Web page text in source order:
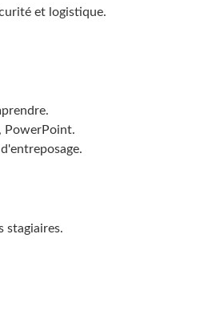
et logistique.
PowerPoint.
stagiaires.